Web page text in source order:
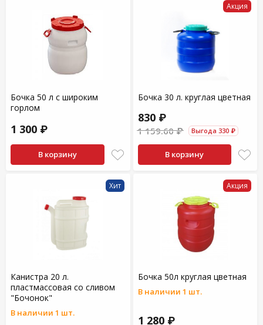
Бочка 50 л c широким
горлом
1 300 ₽
В корзину
Акция
Бочка 30 л. круглая цветная
830 ₽
1 159.60 ₽ Выгода 330 ₽
В корзину
Хит
Канистра 20 л.
пластмассовая со сливом
"Бочонок"
В наличии 1 шт.
Акция
Бочка 50л круглая цветная
В наличии 1 шт.
1 280 ₽